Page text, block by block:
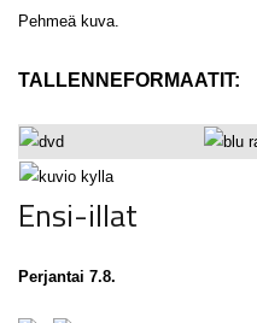
Pehmeä kuva.
TALLENNEFORMAATIT:
Ensi-illat
Perjantai 7.8.